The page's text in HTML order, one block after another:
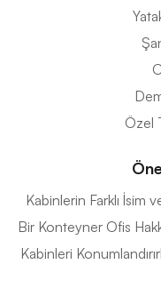
Özel
Kabinlerin Farklı İsim
Bir Konteyner Ofis
Kabinleri